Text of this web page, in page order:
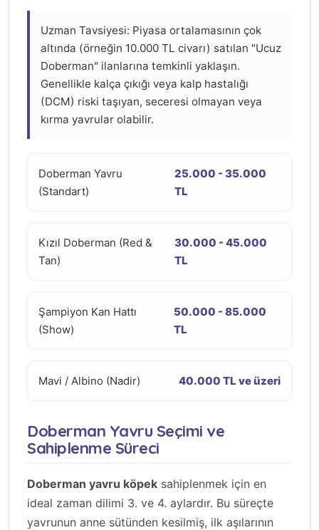
Uzman Tavsiyesi: Piyasa ortalamasının çok
altında (örneğin 10.000 TL civarı) satılan "Ucuz
Doberman" ilanlarına temkinli yaklaşın.
Genellikle kalça çıkığı veya kalp hastalığı
(DCM) riski taşıyan, seceresi olmayan veya
kırma yavrular olabilir.
Doberman Yavru
(Standart)
25.000 - 35.000
TL
Kızıl Doberman (Red &
Tan)
30.000 - 45.000
TL
Şampiyon Kan Hattı
(Show)
50.000 - 85.000
TL
Mavi / Albino (Nadir) 40.000 TL ve üzeri
Doberman Yavru Seçimi ve
Sahiplenme Süreci
Doberman yavru köpek sahiplenmek için en
ideal zaman dilimi 3. ve 4. aylardır. Bu süreçte
yavrunun anne sütünden kesilmiş, ilk aşılarının